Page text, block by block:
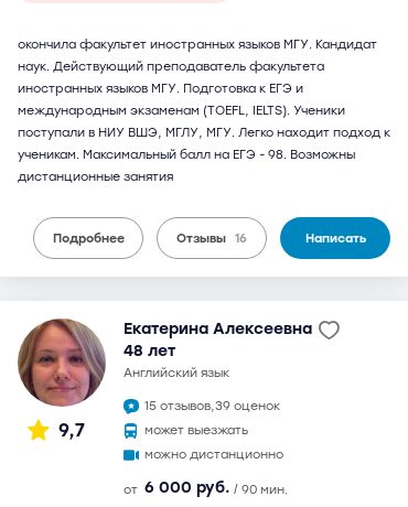
окончила факультет иностранных языков МГУ. Кандидат
наук. Действующий преподаватель факультета
иностранных языков МГУ. Подготовка к ЕГЭ и
международным экзаменам (TOEFL, IELTS). Ученики
поступали в НИУ ВШЭ, МГЛУ, МГУ. Легко находит подход к
ученикам. Максимальный балл на ЕГЭ - 98. Возможны
дистанционные занятия
Подробнее Отзывы 16 Написать
9,7
Екатерина Алексеевна
48 лет
английский язык
15 отзывов,39 оценок
может выезжать
можно дистанционно
от 6 000 руб. / 90 мин.